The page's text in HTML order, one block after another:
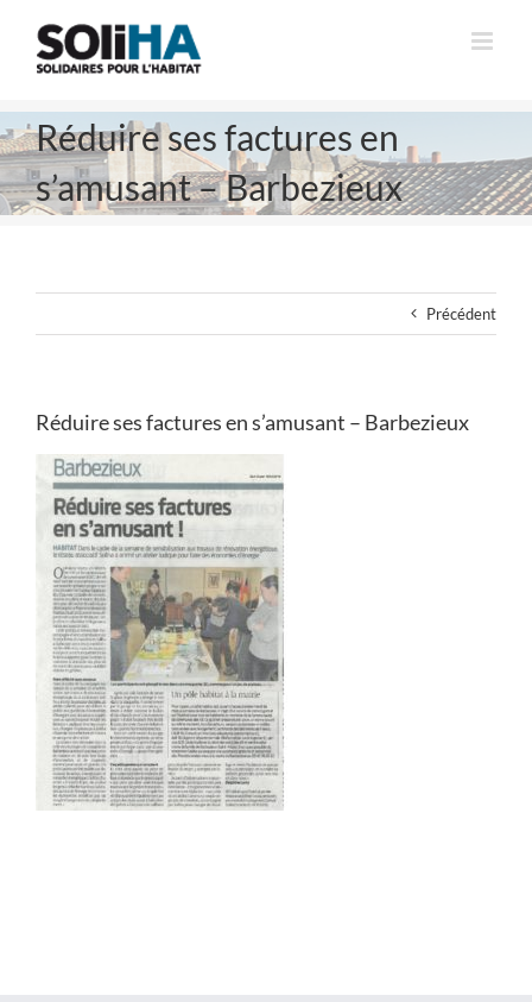
contenu
Réduire ses factures en
s’amusant – Barbezieux
Précédent
Réduire ses factures en s’amusant – Barbezieux